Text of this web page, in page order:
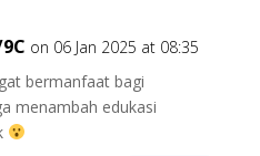
on 06 Jan 2025 at 08:35
bermanfaat bagi
menambah edukasi